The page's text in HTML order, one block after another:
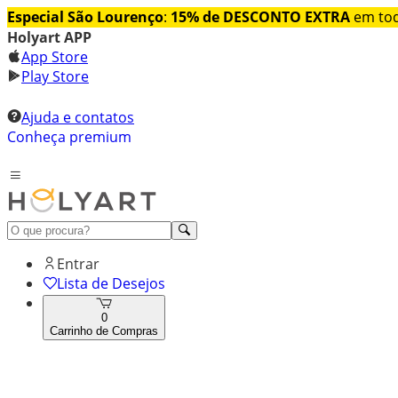
Especial São Lourenço: 15% de DESCONTO EXTRA em
Holyart APP
App Store
Play Store
Ajuda e contatos
Conheça premium
Entrar
Lista de Desejos
0
Carrinho de Compras